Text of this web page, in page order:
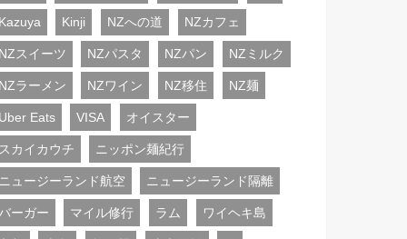
Kazuya Kinji NZへの道 NZカフェ
NZスイーツ NZパスタ NZパン NZミルク
NZラーメン NZワイン NZ移住 NZ麺
Uber Eats VISA オイスター
スカイカウチ ニッポン麺紀行
ニュージーランド航空 ニュージーランド隔離
バーガー マイル修行 ラム ワイヘキ島